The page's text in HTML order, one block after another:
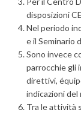
disposizioni
Nel periodo
e il Seminario
Sono invece
parrocchie gli
direttivi,
indicazioni del
Tra le attività